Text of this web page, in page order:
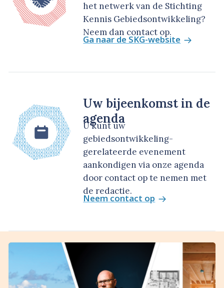
het netwerk van de Stichting
Kennis Gebiedsontwikkeling?
Neem dan contact op.
Ga naar de SKG-website
Uw bijeenkomst in de
agenda
U kunt uw
gebiedsontwikkeling-
gerelateerde evenement
aankondigen via onze agenda
door contact op te nemen met
de redactie.
Neem contact op